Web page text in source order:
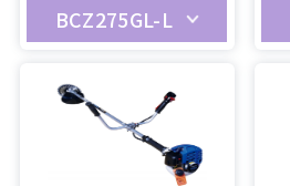
BCZ275GL-L